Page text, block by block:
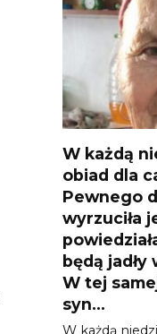
W każdą
obiad dla
Pewnego
wyrzuciła
będą
W tej
syn…
W każdą